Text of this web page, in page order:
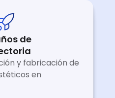
de
y fabricación de
en